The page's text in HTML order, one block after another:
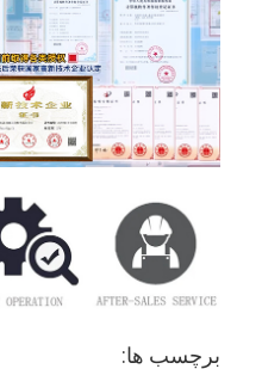
برچسب ها: